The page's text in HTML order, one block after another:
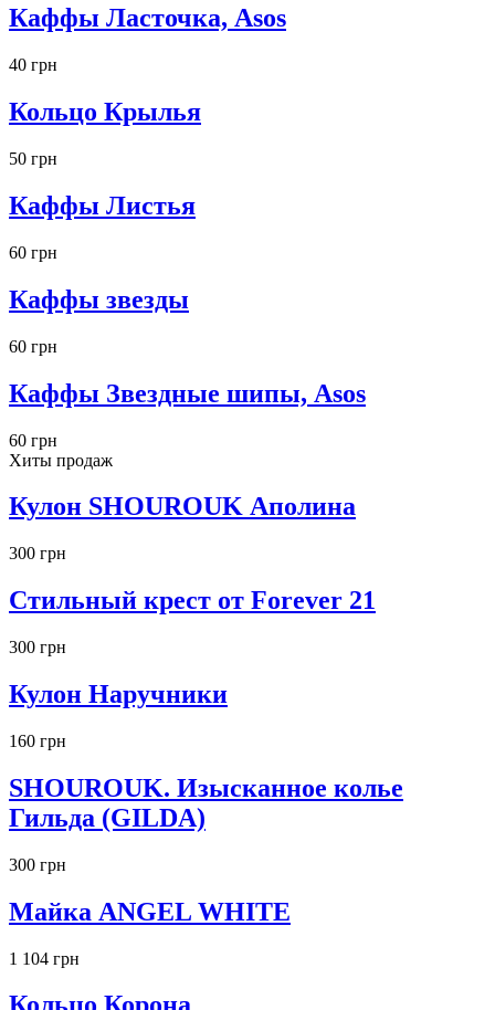
Каффы Ласточка, Asos
40 грн
Кольцо Крылья
50 грн
Каффы Листья
60 грн
Каффы звезды
60 грн
Каффы Звездные шипы, Asos
60 грн
Хиты продаж
Кулон SHOUROUK Аполина
300 грн
Стильный крест от Forever 21
300 грн
Кулон Наручники
160 грн
SHOUROUK. Изысканное колье
Гильда (GILDA)
300 грн
Майка ANGEL WHITE
1 104 грн